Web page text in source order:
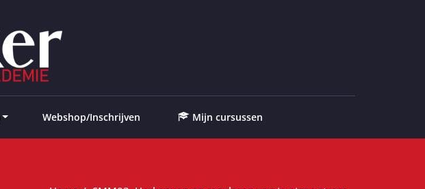
Webshop/Inschrijven Mijn cursussen